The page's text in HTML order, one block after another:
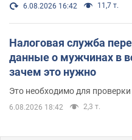
6.08.2026 16:42 11,7 т.
Налоговая служба
данные о мужчинах в
зачем это нужно
Это необходимо для проверки
6.08.2026 18:42 2,3 т.